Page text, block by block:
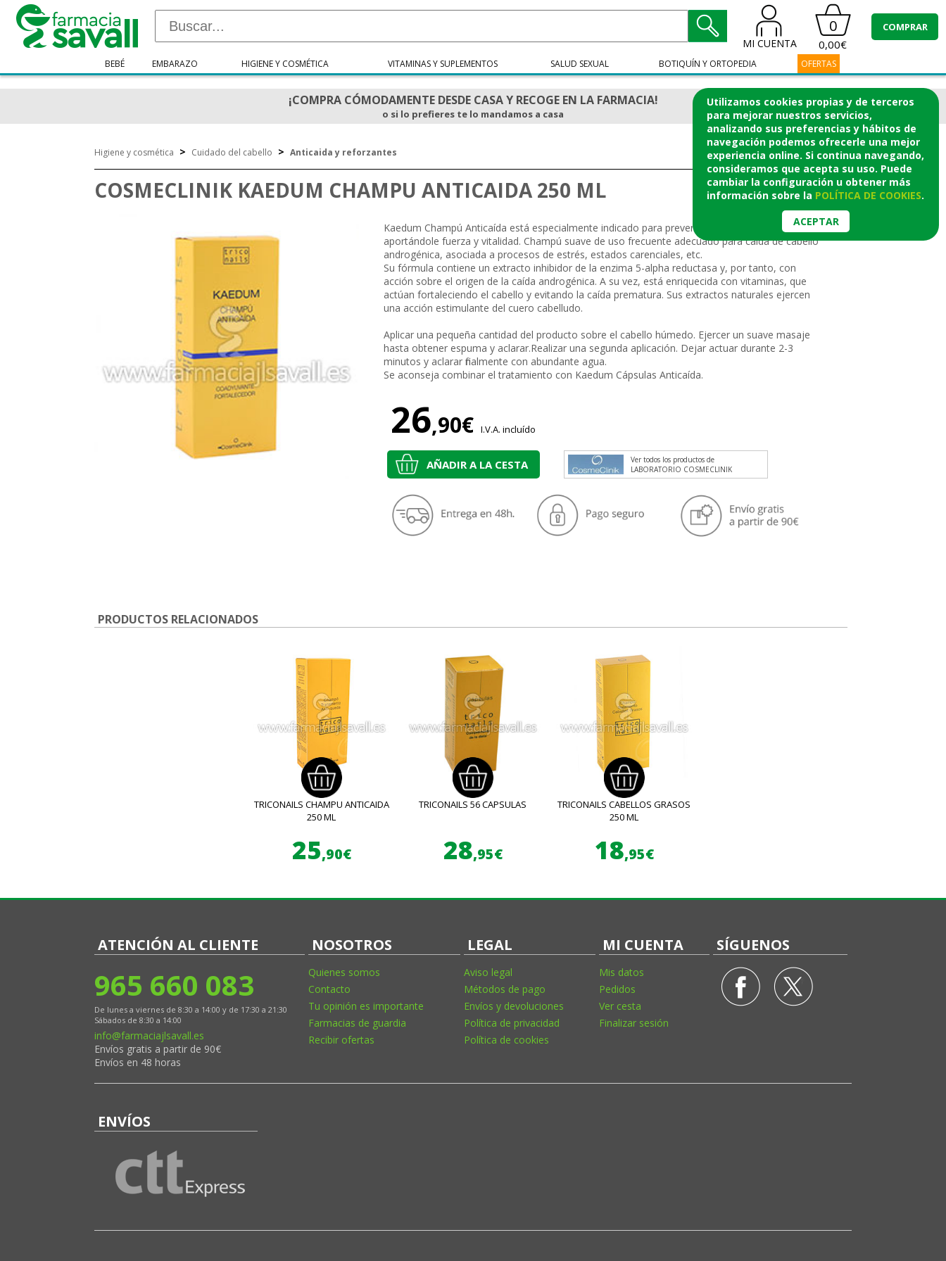
Utilizamos cookies propias y de terceros
para mejorar nuestros servicios,
analizando sus preferencias y hábitos de
navegación podemos ofrecerle una mejor
experiencia online. Si continua navegando,
consideramos que acepta su uso. Puede
cambiar la configuración u obtener más
información sobre la POLÍTICA DE COOKIES.
ACEPTAR
MI CUENTA
0
0,00€
COMPRAR
BEBÉ EMBARAZO HIGIENE Y COSMÉTICA VITAMINAS Y SUPLEMENTOS SALUD SEXUAL BOTIQUÍN Y ORTOPEDIA OFERTAS
¡COMPRA CÓMODAMENTE DESDE CASA Y RECOGE EN LA FARMACIA!
o si lo prefieres te lo mandamos a casa
Higiene y cosmética > Cuidado del cabello > Anticaida y reforzantes
COSMECLINIK KAEDUM CHAMPU ANTICAIDA 250 ML
Kaedum Champú Anticaída está especialmente indicado para prevenir la caída del cabello,
aportándole fuerza y vitalidad. Champú suave de uso frecuente adecuado para caída de cabello
androgénica, asociada a procesos de estrés, estados carenciales, etc.
Su fórmula contiene un extracto inhibidor de la enzima 5-alpha reductasa y, por tanto, con
acción sobre el origen de la caída androgénica. A su vez, está enriquecida con vitaminas, que
actúan fortaleciendo el cabello y evitando la caída prematura. Sus extractos naturales ejercen
una acción estimulante del cuero cabelludo.
Aplicar una pequeña cantidad del producto sobre el cabello húmedo. Ejercer un suave masaje
hasta obtener espuma y aclarar.Realizar una segunda aplicación. Dejar actuar durante 2-3
minutos y aclarar finalmente con abundante agua.
Se aconseja combinar el tratamiento con Kaedum Cápsulas Anticaída.
26,90€ I.V.A. incluído
AÑADIR A LA CESTA
Ver todos los productos de
LABORATORIO COSMECLINIK
PRODUCTOS RELACIONADOS
TRICONAILS CHAMPU ANTICAIDA
250 ML
25,90€
TRICONAILS 56 CAPSULAS
28,95€
TRICONAILS CABELLOS GRASOS
250 ML
18,95€
ATENCIÓN AL CLIENTE
965 660 083
De lunes a viernes de 8:30 a 14:00 y de 17:30 a 21:30
Sábados de 8:30 a 14:00
info@farmaciajlsavall.es
Envíos gratis a partir de 90€
Envíos en 48 horas
NOSOTROS
Quienes somos
Contacto
Tu opinión es importante
Farmacias de guardia
Recibir ofertas
LEGAL
Aviso legal
Métodos de pago
Envíos y devoluciones
Política de privacidad
Política de cookies
MI CUENTA
Mis datos
Pedidos
Ver cesta
Finalizar sesión
SÍGUENOS
ENVÍOS